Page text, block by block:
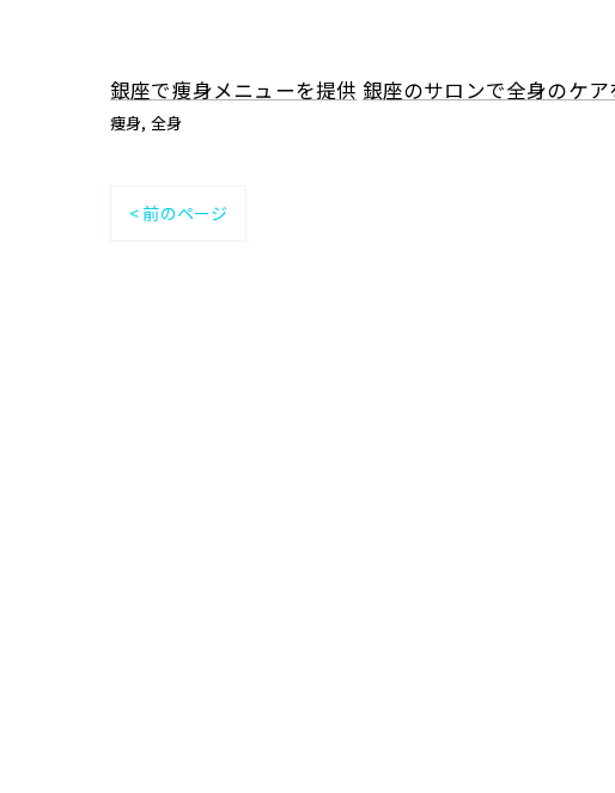
銀座で痩身メニューを提供 銀座のサロンで全身のケア
痩身 全身
< 前のページ